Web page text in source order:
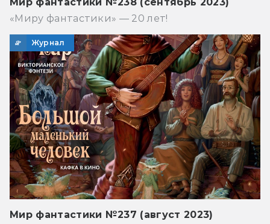
«Миру фантастики» — 20 лет!
Журнал
Мир фантастики №237 (август 2023)